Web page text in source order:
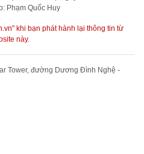
Phạm Quốc Huy
khi bạn phát hành lại thông tin từ
này.
Tower, đường Dương Đình Nghệ -